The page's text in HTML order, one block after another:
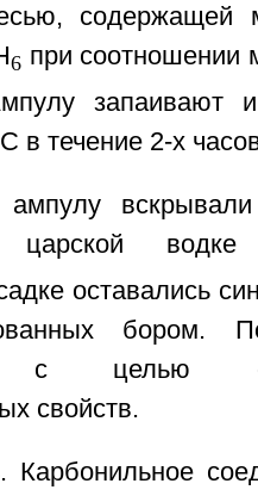
содержащей
6 при соотношении
запаивают
в течение 2-х
ампулу
царской водке
оставались
бором.
с целью
свойств.